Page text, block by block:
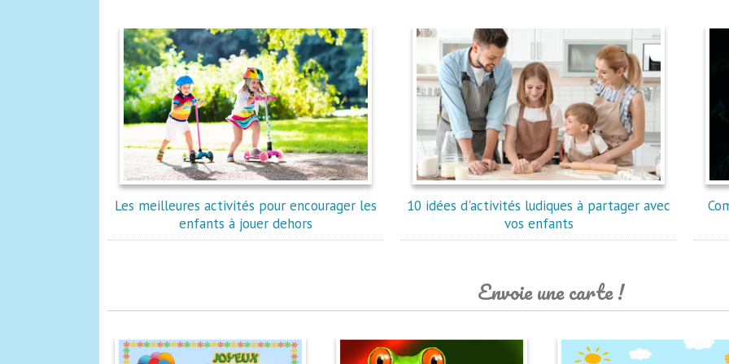
Les meilleures activités pour encourager les
enfants à jouer dehors
10 idées d'activités ludiques à partager avec
vos enfants
Envoie une carte !